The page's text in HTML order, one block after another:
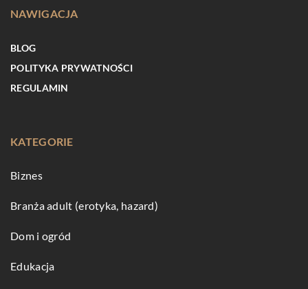
NAWIGACJA
BLOG
POLITYKA PRYWATNOŚCI
REGULAMIN
KATEGORIE
Biznes
Branża adult (erotyka, hazard)
Dom i ogród
Edukacja